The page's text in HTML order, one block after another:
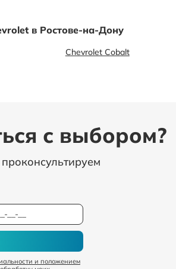
в Ростове-на-Дону
Chevrolet Cobalt
с выбором?
и положением